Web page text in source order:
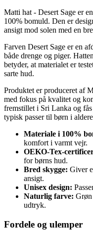
Matti hat - Desert Sage er
100% bomuld. Den er
ansigt mod solen med en
Farven Desert Sage er en
både drenge og piger.
betyder, at materialet er
sarte hud.
Produktet er produceret af
med fokus på kvalitet og
fremstillet i Sri Lanka og
typisk passer til børn i
Materiale i 100%
komfort i varmt vejr.
OEKO-Tex-
for børns hud.
Bred skygge: Giver
ansigt.
Unisex design:
Naturlig farve:
udtryk.
Fordele og ulemper